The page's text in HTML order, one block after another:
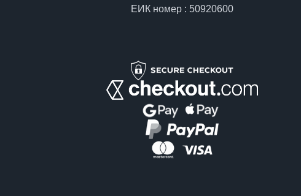
ЕИК номер : 50920600